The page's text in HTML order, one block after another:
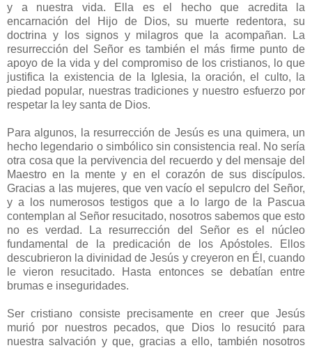
y a nuestra vida. Ella es el hecho que acredita la
encarnación del Hijo de Dios, su muerte redentora, su
doctrina y los signos y milagros que la acompañan. La
resurrección del Señor es también el más firme punto de
apoyo de la vida y del compromiso de los cristianos, lo que
justifica la existencia de la Iglesia, la oración, el culto, la
piedad popular, nuestras tradiciones y nuestro esfuerzo por
respetar la ley santa de Dios.
Para algunos, la resurrección de Jesús es una quimera, un
hecho legendario o simbólico sin consistencia real. No sería
otra cosa que la pervivencia del recuerdo y del mensaje del
Maestro en la mente y en el corazón de sus discípulos.
Gracias a las mujeres, que ven vacío el sepulcro del Señor,
y a los numerosos testigos que a lo largo de la Pascua
contemplan al Señor resucitado, nosotros sabemos que esto
no es verdad. La resurrección del Señor es el núcleo
fundamental de la predicación de los Apóstoles. Ellos
descubrieron la divinidad de Jesús y creyeron en Él, cuando
le vieron resucitado. Hasta entonces se debatían entre
brumas e inseguridades.
Ser cristiano consiste precisamente en creer que Jesús
murió por nuestros pecados, que Dios lo resucitó para
nuestra salvación y que, gracias a ello, también nosotros